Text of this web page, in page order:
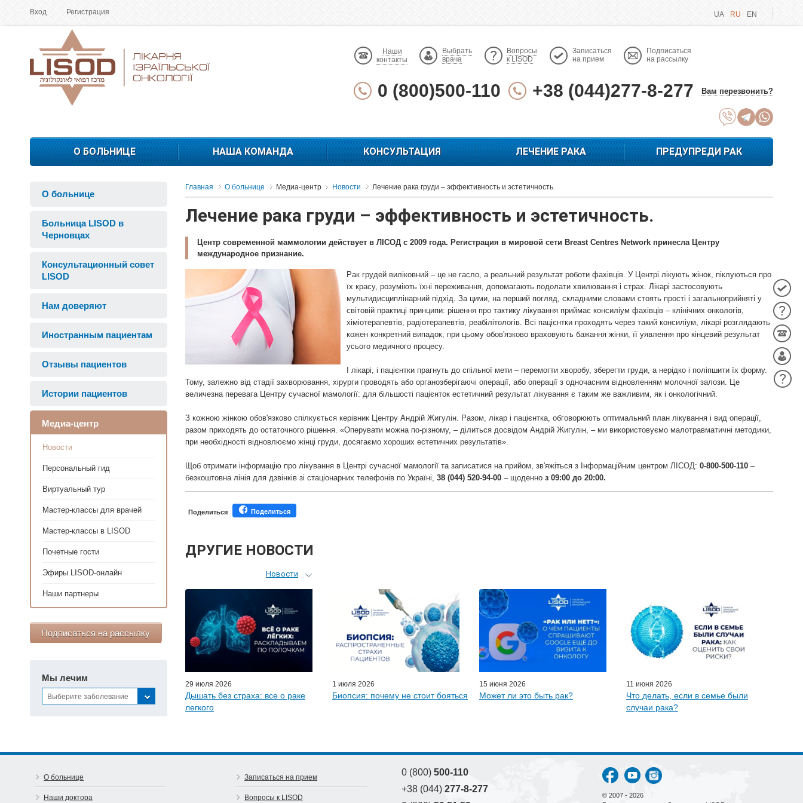
Вход Регистрация UA RU EN
Наши
контакты
Выбрать
врача
Вопросы
к LISOD
Записаться
на прием
Подписаться
на рассылку
0 (800)500-110 +38 (044)277-8-277 Вам перезвонить?
О БОЛЬНИЦЕ НАША КОМАНДА КОНСУЛЬТАЦИЯ ЛЕЧЕНИЕ РАКА ПРЕДУПРЕДИ РАК
О больнице
Больница LISOD в
Черновцах
Консультационный совет
LISOD
Нам доверяют
Иностранным пациентам
Отзывы пациентов
Истории пациентов
Медиа-центр
Новости
Персональный гид
Виртуальный тур
Мастер-классы для врачей
Мастер-классы в LISOD
Почетные гости
Эфиры LISOD-онлайн
Наши партнеры
Подписаться на рассылку
Мы лечим
Выберите заболевание
Главная О больнице Медиа-центр Новости Лечение рака груди – эффективность и эстетичность.
Лечение рака груди – эффективность и эстетичность.
Центр современной маммологии действует в ЛICОД с 2009 года. Регистрация в мировой сети Breast Centres Network принесла Центру
международное признание.
Рак грудей виліковний – це не гасло, а реальний результат роботи фахівців. У Центрі лікують жінок, піклуються про
їх красу, розуміють їхні переживання, допомагають подолати хвилювання і страх. Лікарі застосовують
мультидисциплінарний підхід. За цими, на перший погляд, складними словами стоять прості і загальноприйняті у
світовій практиці принципи: рішення про тактику лікування приймає консиліум фахівців – клінічних онкологів,
хіміотерапевтів, радіотерапевтів, реабілітологів. Всі пацієнтки проходять через такий консиліум, лікарі розглядають
кожен конкретний випадок, при цьому обов'язково враховують бажання жінки, її уявлення про кінцевий результат
усього медичного процесу.
І лікарі, і пацієнтки прагнуть до спільної мети – перемогти хворобу, зберегти груди, а нерідко і поліпшити їх форму.
Тому, залежно від стадії захворювання, хірурги проводять або органозберігаючі операції, або операції з одночасним відновленням молочної залози. Це
величезна перевага Центру сучасної мамології: для більшості пацієнток естетичний результат лікування є таким же важливим, як і онкологічний.
З кожною жінкою обов'язково спілкується керівник Центру Андрій Жигулін. Разом, лікар і пацієнтка, обговорюють оптимальний план лікування і вид операції,
разом приходять до остаточного рішення. «Оперувати можна по-різному, – ділиться досвідом Андрій Жигулін, – ми використовуємо малотравматичні методики,
при необхідності відновлюємо жінці груди, досягаємо хороших естетичних результатів».
Щоб отримати інформацію про лікування в Центрі сучасної мамології та записатися на прийом, зв'яжіться з Інформаційним центром ЛIСОД: 0-800-500-110 –
безкоштовна лінія для дзвінків зі стаціонарних телефонів по Україні, 38 (044) 520-94-00 – щоденно з 09:00 до 20:00.
Поделиться Поделиться
ДРУГИЕ НОВОСТИ
Новости
Персональный гид
Мастер-классы для врачей
Почетные гости
Эфиры LISOD-онлайн
Наши партнеры
29 июля 2026
Дышать без страха: все о раке
легкого
1 июля 2026
Биопсия: почему не стоит бояться
15 июня 2026
Может ли это быть рак?
11 июня 2026
Что делать, если в семье были
случаи рака?
О больнице
Наши доктора
Записаться на прием
Вопросы к LISOD
0 (800) 500-110
+38 (044) 277-8-277
© 2007 - 2026